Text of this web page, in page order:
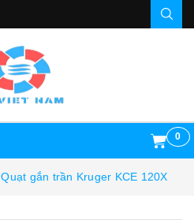
0
Quạt gắn trần Kruger KCE 120X